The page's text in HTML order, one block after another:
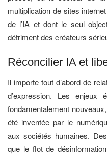
multiplication de sites
de l’IA et dont le seul
détriment des créateurs
Réconcilier IA et
Il importe tout d’abord de
d’expression. Les enjeux
fondamentalement
été inventée par le
aux sociétés humaines.
que le flot de